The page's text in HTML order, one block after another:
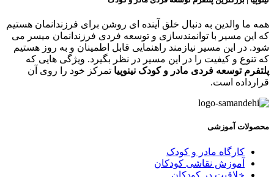
ما والدین به دنبال خلق آینده ای روشن برای فرزندانمان هستیم
این مسیر با توانمندسازی و توسعه فردی فرزندانمان میسر می
در این مسیر نیازمند راهنمایی قابل اطمینان و به روز هستیم
تنوع و کیفیت را در این مسیر در نظر بگیرد. ویژگی هایی که
توسعه فردی مادر و کودک نینوپیاتمرکز خود را روی آن
است.
آموزشی
کارگاه مادر و کودک
آموزش نقاشی کودکان
خلاقیت در کودکان